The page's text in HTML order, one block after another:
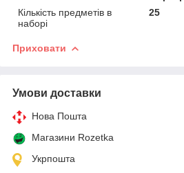
Кількість предметів в
наборі
25
Приховати
Умови доставки
Нова Пошта
Магазини Rozetka
Укрпошта